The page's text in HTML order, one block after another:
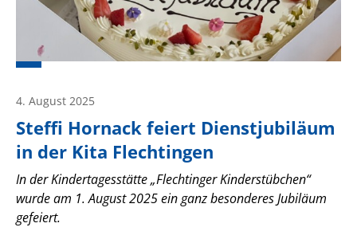
Steffi Hornack feiert Dienstjubiläum
in der Kita Flechtingen
4. August 2025
In der Kindertagesstätte „Flechtinger Kinderstübchen“
wurde am 1. August 2025 ein ganz besonderes Jubiläum
gefeiert.